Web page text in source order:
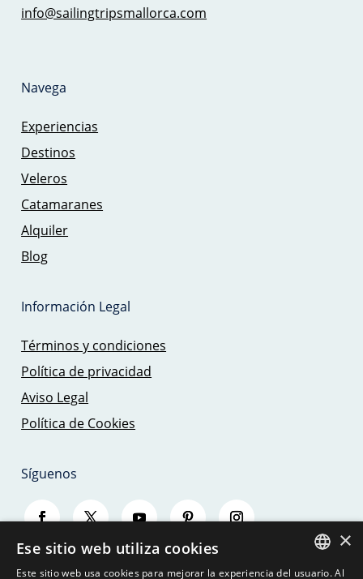
info@sailingtripsmallorca.com
Navega
Experiencias
Destinos
Veleros
Catamaranes
Alquiler
Blog
Información Legal
Términos y condiciones
Política de privacidad
Aviso Legal
Política de Cookies
Síguenos
×
Ese sitio web utiliza cookies
Este sitio web usa cookies para mejorar la experiencia del usuario. Al